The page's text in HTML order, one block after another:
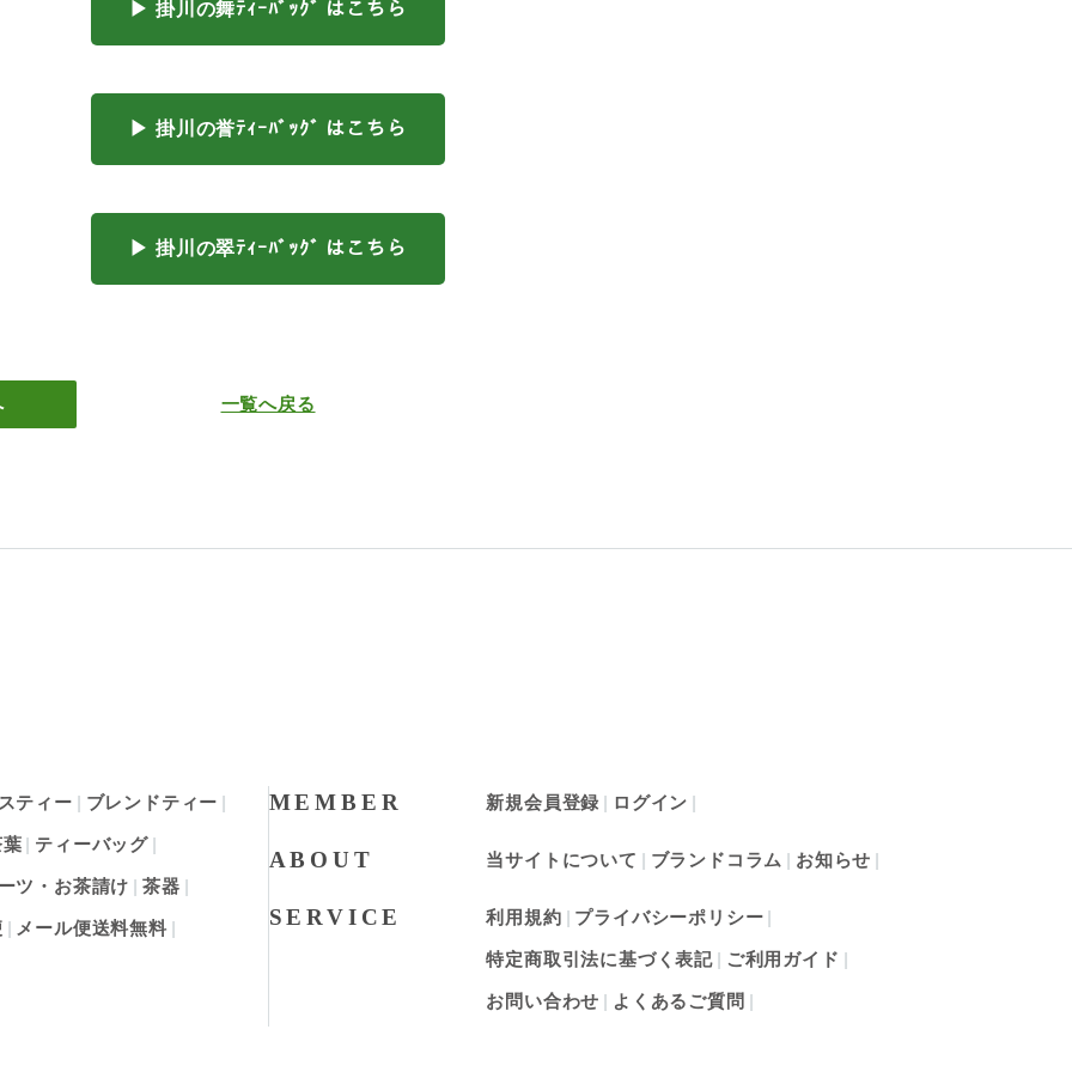
▶ 掛川の舞ﾃｨｰﾊﾞｯｸﾞ はこちら
▶ 掛川の誉ﾃｨｰﾊﾞｯｸﾞ はこちら
▶ 掛川の翠ﾃｨｰﾊﾞｯｸﾞ はこちら
一覧へ戻る
ティー ブレンドティー
ティーバッグ
ツ・お茶請け 茶器
メール便送料無料
MEMBER 新規会員登録 ログイン
ABOUT 当サイトについて ブランドコラム お知らせ
SERVICE 利用規約 プライバシーポリシー
特定商取引法に基づく表記 ご利用ガイド
お問い合わせ よくあるご質問